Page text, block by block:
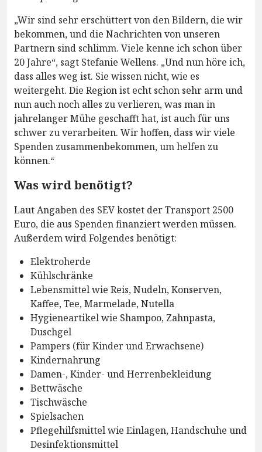
„Wir sind sehr erschüttert von den Bildern, die wir
bekommen, und die Nachrichten von unseren
Partnern sind schlimm. Viele kenne ich schon über
20 Jahre“, sagt Stefanie Wellens. „Und nun höre ich,
dass alles weg ist. Sie wissen nicht, wie es
weitergeht. Die Region ist echt schon sehr arm und
nun auch noch alles zu verlieren, was man in
jahrelanger Mühe geschafft hat, ist auch für uns
schwer zu verarbeiten. Wir hoffen, dass wir viele
Spenden zusammenbekommen, um helfen zu
können.“
Was wird benötigt?
Laut Angaben des SEV kostet der Transport 2500
Euro, die aus Spenden finanziert werden müssen.
Außerdem wird Folgendes benötigt:
Elektroherde
Kühlschränke
Lebensmittel wie Reis, Nudeln, Konserven,
Kaffee, Tee, Marmelade, Nutella
Hygieneartikel wie Shampoo, Zahnpasta,
Duschgel
Pampers (für Kinder und Erwachsene)
Kindernahrung
Damen-, Kinder- und Herrenbekleidung
Bettwäsche
Tischwäsche
Spielsachen
Pflegehilfsmittel wie Einlagen, Handschuhe und
Desinfektionsmittel